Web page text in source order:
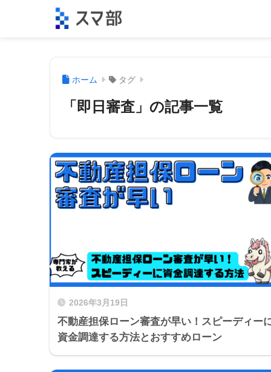
ホーム タグ
「即日審査」の記事一覧
2026年3月19日
不動産担保ローン審査が早い！スピーディー
資金調達する方法とおすすめローン